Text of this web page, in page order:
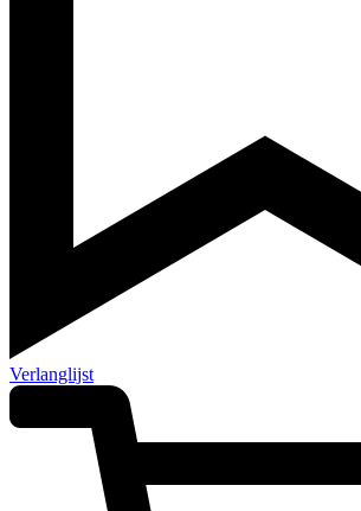
Verlanglijst